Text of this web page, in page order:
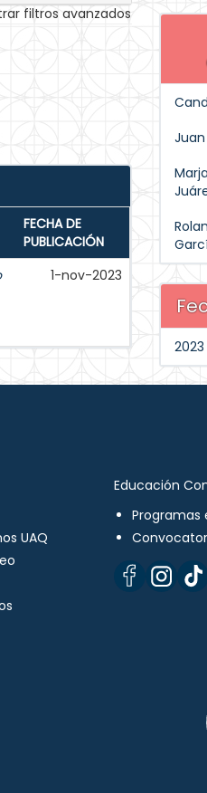
filtros avanzados
FECHA DE
PUBLICACIÓN
1-nov-2023
2023
UAQ
Educación
Programas